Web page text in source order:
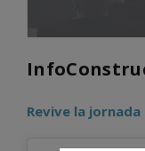
Revive la jornada